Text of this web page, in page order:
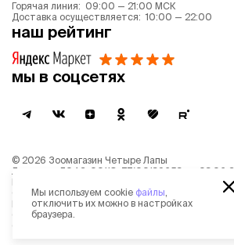
Горячая линия: 09:00 — 21:00 МСК
Доставка осуществляется: 10:00 — 22:00
наш рейтинг
мы в соцсетях
© 2026 Зоомагазин Четыре Лапы
Лицензия: Л042-00118-77/00139653 от
Согласие на обработку персональных данных
Пользовательское соглашение
Согласие на получение новостной и
Мы используем cookie файлы
отключить их можно в настройках
браузера.